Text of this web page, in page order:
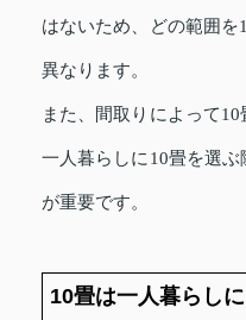
はないため、どの範囲を
異なります。
また、間取りによって10
一人暮らしに10畳を選
が重要です。
10畳は一人暮らし